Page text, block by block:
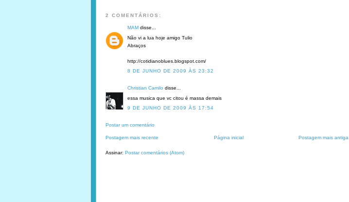
2 COMENTÁRIOS:
MAM disse...
Não vi a lua hoje amigo Tulio
Abraços
http://cotidianoblues.blogspot.com/
8 DE JUNHO DE 2009 ÀS 23:32
Christian Camilo disse...
essa musica que vc citou é massa demais
9 DE JUNHO DE 2009 ÀS 17:54
Postar um comentário
Postagem mais recente Postagem mais antiga
Página inicial
Assinar: Postar comentários (Atom)